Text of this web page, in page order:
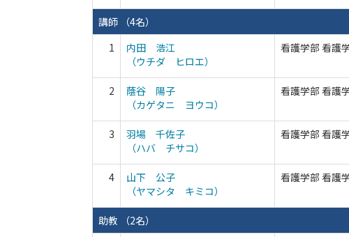
講師 （4名）
1
内田 浩江
（ウチダ ヒロエ）
看護学部 看護
2
蔭谷 陽子
（カゲタニ ヨウコ）
看護学部 看護
3
羽場 千佐子
（ハバ チサコ）
看護学部 看護
4
山下 公子
（ヤマシタ キミコ）
看護学部 看護
助教 （2名）